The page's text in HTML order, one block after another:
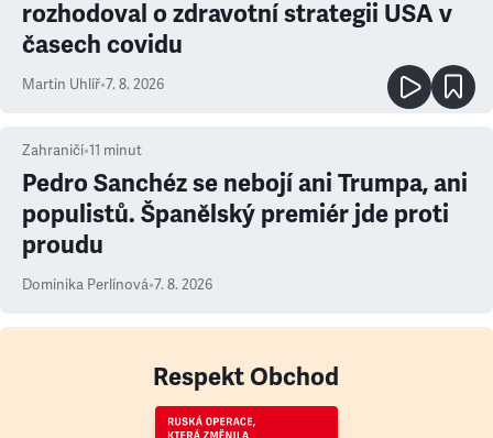
rozhodoval o zdravotní strategii USA v
časech covidu
Martin Uhlíř•7. 8. 2026
Zahraničí•11 minut
Pedro Sanchéz se nebojí ani Trumpa, ani
populistů. Španělský premiér jde proti
proudu
Dominika Perlínová•7. 8. 2026
Respekt Obchod